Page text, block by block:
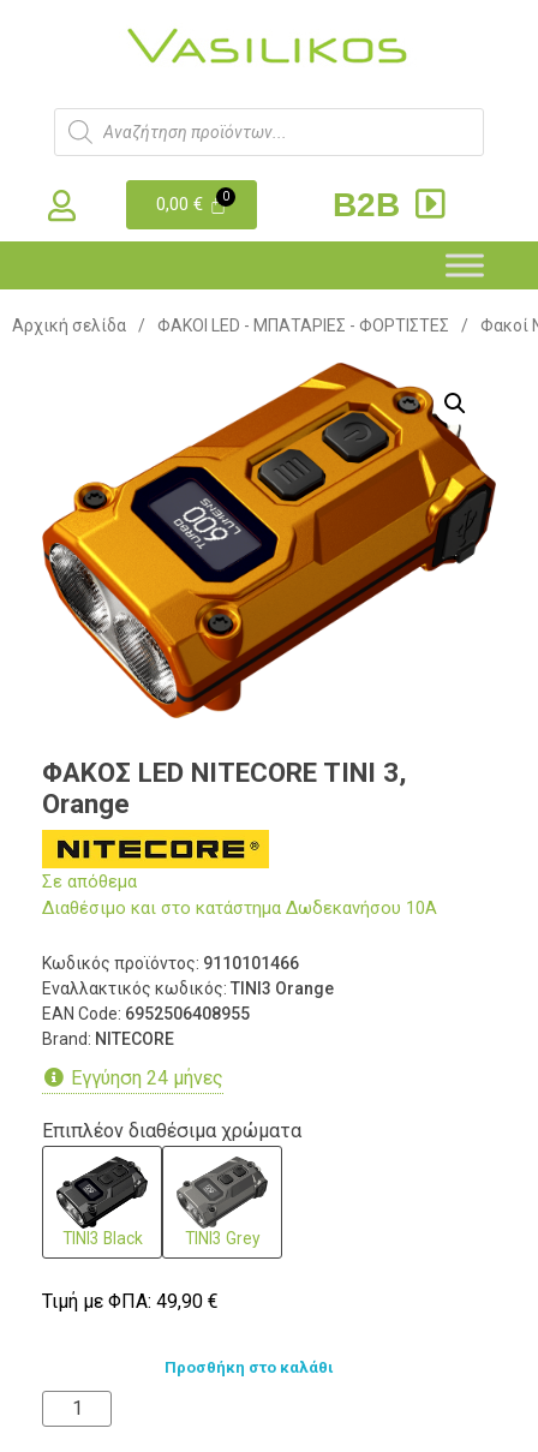
0,00€ B2B
Αρχική σελίδα / ΦΑΚΟΙ LED - ΜΠΑΤΑΡΙΕΣ - ΦΟΡΤΙΣΤΕΣ / Φακοί
ΦΑΚΟΣ LED NITECORE TINI 3,
Orange
Σε απόθεμα
Διαθέσιμο και στο κατάστημα Δωδεκανήσου 10Α
Κωδικός προϊόντος: 9110101466
Εναλλακτικός κωδικός: TINI3 Orange
EAN Code: 6952506408955
Brand: NITECORE
Εγγύηση 24 μήνες
Επιπλέον διαθέσιμα χρώματα
TINI3 Black TINI3 Grey
Τιμή με ΦΠΑ: 49,90 €
Προσθήκη στο καλάθι